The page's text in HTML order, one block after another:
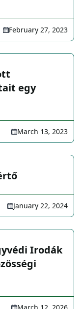
February 27, 2023
egy
March 13, 2023
January 22, 2024
Irodák